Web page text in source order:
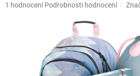
Průměrné
1 hodnocení Podrobnosti hodnocení